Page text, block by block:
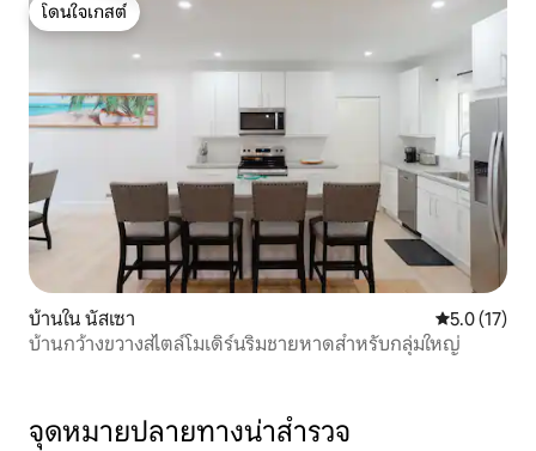
โดนใจเกสต์
โดนใจเกสต์
บ้านใน นัสเซา คะแนนเฉลี่ย
5.0 (17)
บ้านกว้างขวางสไตล์โมเดิร์นริมชายหาดสำหรับกลุ่มใหญ่
จุดหมายปลายทางน่าสำรวจ